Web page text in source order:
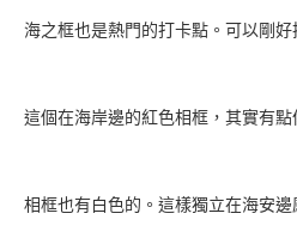
海之框也是熱門的打卡點。可以剛好
這個在海岸邊的紅色相框，其實有點
相框也有白色的。這樣獨立在海安